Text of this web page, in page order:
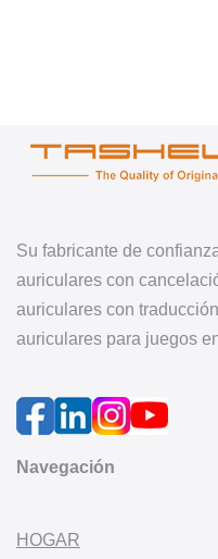
Su fabricante de
auriculares con
auriculares con
auriculares para juegos
Navegación
HOGAR